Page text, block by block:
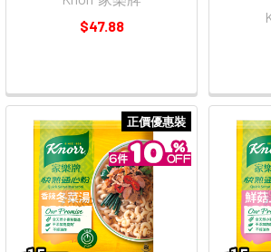
$47.88
正價優惠裝